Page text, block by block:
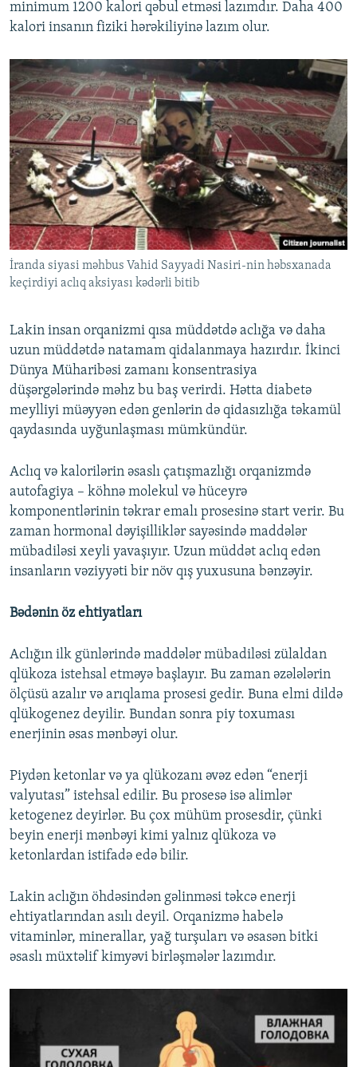
minimum 1200 kalori qəbul etməsi lazımdır. Daha 400
kalori insanın fiziki hərəkiliyinə lazım olur.
İranda siyasi məhbus Vahid Sayyadi Nasiri-nin həbsxanada
keçirdiyi aclıq aksiyası kədərli bitib
Lakin insan orqanizmi qısa müddətdə aclığa və daha
uzun müddətdə natamam qidalanmaya hazırdır. İkinci
Dünya Müharibəsi zamanı konsentrasiya
düşərgələrində məhz bu baş verirdi. Hətta diabetə
meylliyi müəyyən edən genlərin də qidasızlığa təkamül
qaydasında uyğunlaşması mümkündür.
Aclıq və kalorilərin əsaslı çatışmazlığı orqanizmdə
autofagiya – köhnə molekul və hüceyrə
komponentlərinin təkrar emalı prosesinə start verir. Bu
zaman hormonal dəyişilliklər sayəsində maddələr
mübadiləsi xeyli yavaşıyır. Uzun müddət aclıq edən
insanların vəziyyəti bir növ qış yuxusuna bənzəyir.
Bədənin öz ehtiyatları
Aclığın ilk günlərində maddələr mübadiləsi zülaldan
qlükoza istehsal etməyə başlayır. Bu zaman əzələlərin
ölçüsü azalır və arıqlama prosesi gedir. Buna elmi dildə
qlükogenez deyilir. Bundan sonra piy toxuması
enerjinin əsas mənbəyi olur.
Piydən ketonlar və ya qlükozanı əvəz edən “enerji
valyutası” istehsal edilir. Bu prosesə isə alimlər
ketogenez deyirlər. Bu çox mühüm prosesdir, çünki
beyin enerji mənbəyi kimi yalnız qlükoza və
ketonlardan istifadə edə bilir.
Lakin aclığın öhdəsindən gəlinməsi təkcə enerji
ehtiyatlarından asılı deyil. Orqanizmə habelə
vitaminlər, minerallar, yağ turşuları və əsasən bitki
əsaslı müxtəlif kimyəvi birləşmələr lazımdır.